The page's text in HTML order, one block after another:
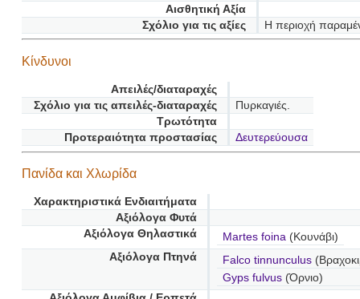
Αισθητική Αξία
Σχόλιο για τις αξίες
Η περιοχή
Κίνδυνοι
Απειλές/διαταραχές
Σχόλιο για τις απειλές-διαταραχές
Πυρκαγιές.
Τρωτότητα
Προτεραιότητα προστασίας
Δευτερεύουσα
Πανίδα και Χλωρίδα
Χαρακτηριστικά Ενδιαιτήματα
Αξιόλογα Φυτά
Αξιόλογα Θηλαστικά
Martes foina (Κουνάβι)
Αξιόλογα Πτηνά
Falco tinnunculus
Gyps fulvus (Όρνιο)